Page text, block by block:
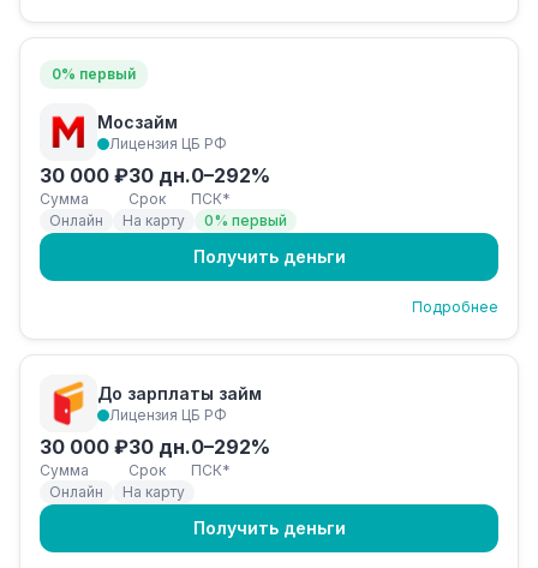
0% первый
Мосзайм
Лицензия ЦБ РФ
30 000 ₽
Сумма
30 дн.
Срок
0–292%
ПСК*
Онлайн
На карту 0% первый
Получить деньги
Подробнее
До зарплаты займ
Лицензия ЦБ РФ
30 000 ₽
Сумма
30 дн.
Срок
0–292%
ПСК*
Онлайн
На карту
Получить деньги